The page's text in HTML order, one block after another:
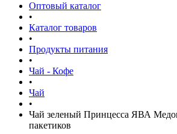
Оптовый каталог
•
Каталог товаров
•
Продукты питания
•
Чай - Кофе
•
Чай
•
Чай зеленый Принцесса ЯВА
пакетиков